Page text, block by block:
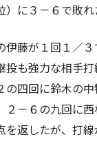
に３－６で敗れ
藤が１回１／
投も強力な相手
の四回に鈴木の
２－６の九回に
を返したが、打